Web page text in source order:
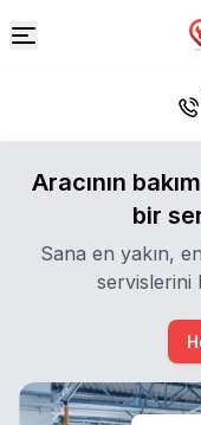
Aracının
bir
Sana en yakın,
servislerini